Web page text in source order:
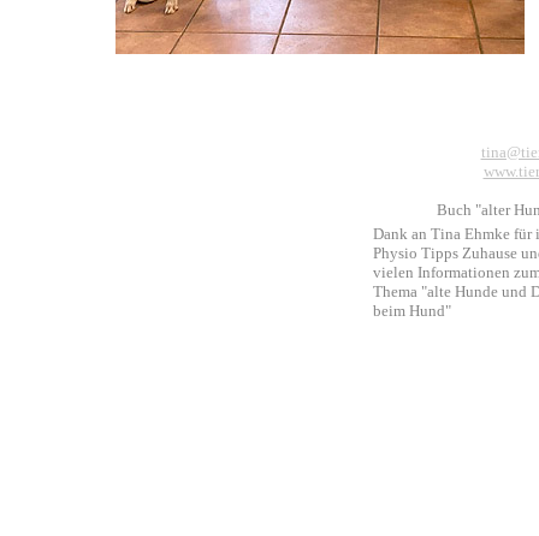
Buch "alter
Dank an Tina Ehmke für
Physio Tipps Zuhause
vielen Informationen
Thema "alte Hunde und
beim Hund"